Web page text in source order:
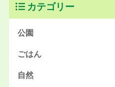
カテゴリー
公園
ごはん
自然